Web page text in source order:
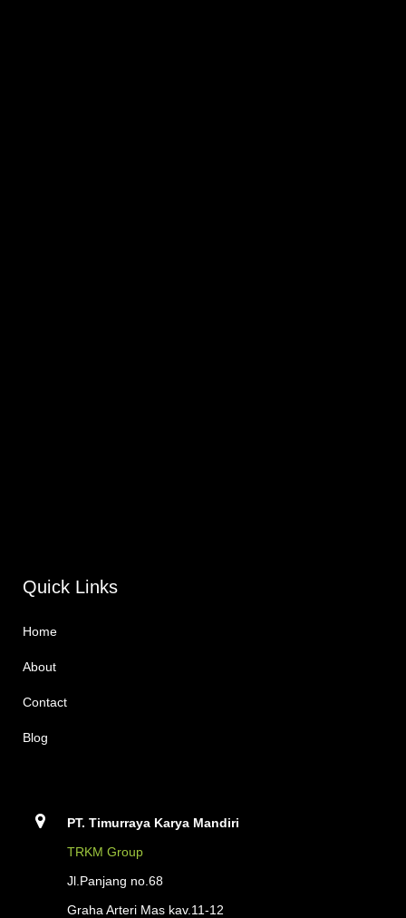
Quick Links
Home
About
Contact
Blog
PT. Timurraya Karya Mandiri
TRKM Group
Jl.Panjang no.68
Graha Arteri Mas kav.11-12